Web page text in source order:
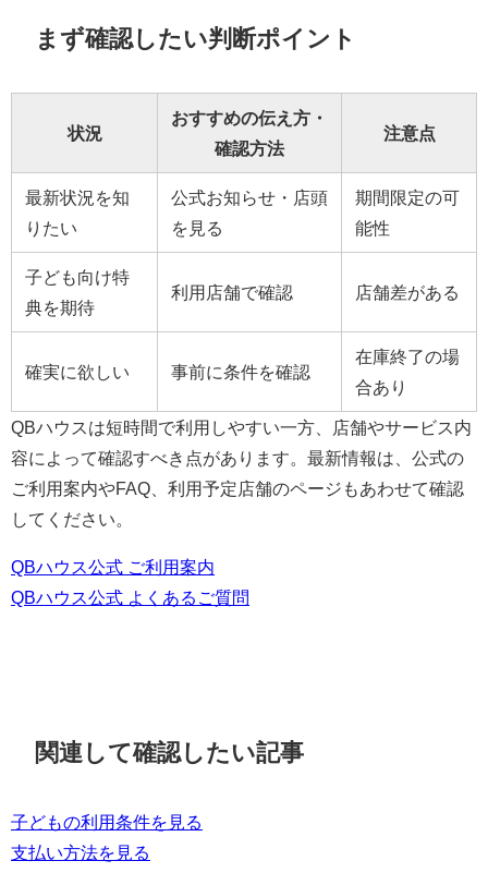
まず確認したい判断ポイント
状況
おすすめの伝え方・
確認方法
注意点
最新状況を知
りたい
公式お知らせ・店頭
を見る
期間限定の可
能性
子ども向け特
典を期待
利用店舗で確認 店舗差がある
確実に欲しい 事前に条件を確認
在庫終了の場
合あり
QBハウスは短時間で利用しやすい一方、店舗やサービス内
容によって確認すべき点があります。最新情報は、公式の
ご利用案内やFAQ、利用予定店舗のページもあわせて確認
してください。
QBハウス公式 ご利用案内
QBハウス公式 よくあるご質問
関連して確認したい記事
子どもの利用条件を見る
支払い方法を見る